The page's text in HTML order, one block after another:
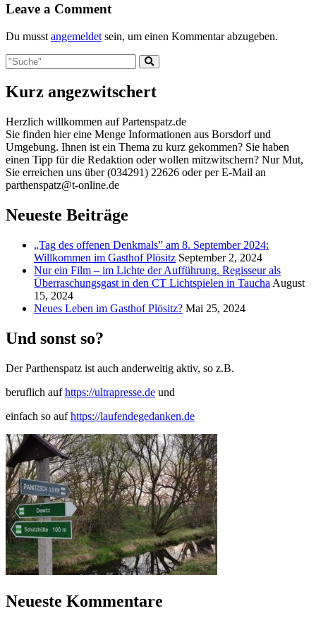
Leave a Comment
Du musst angemeldet sein, um einen Kommentar abzugeben.
Kurz angezwitschert
Herzlich willkommen auf Partenspatz.de
Sie finden hier eine Menge Informationen aus Borsdorf und
Umgebung. Ihnen ist ein Thema zu kurz gekommen? Sie haben
einen Tipp für die Redaktion oder wollen mitzwitschern? Nur Mut,
Sie erreichen uns über (034291) 22626 oder per E-Mail an
parthenspatz@t-online.de
Neueste Beiträge
„Tag des offenen Denkmals” am 8. September 2024:
Willkommen im Gasthof Plösitz September 2, 2024
Nur ein Film – im Lichte der Aufführung. Regisseur als
Überraschungsgast in den CT Lichtspielen in Taucha August
15, 2024
Neues Leben im Gasthof Plösitz? Mai 25, 2024
Und sonst so?
Der Parthenspatz ist auch anderweitig aktiv, so z.B.
beruflich aufhttps://ultrapresse.de und
einfach so aufhttps://laufendegedanken.de
Neueste Kommentare